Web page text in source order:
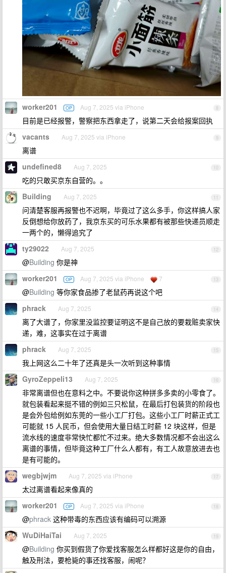
8
worker201 OP Aug 7, 2025 via iPhone
目前是已经报警，警察把东西拿走了，说第二天会给报案回执
9
vacants Aug 7, 2025 via iPhone
离谱
10
undefined8 Aug 7, 2025
吃的只敢买京东自营的。。
11
Building Aug 7, 2025
问清楚客服再报警也不迟啊，毕竟过了这么多手，你这样搞人家
反倒想给你放药了，我京东买的可乐水果都有被那些快递员顺走
一两个的，懒得追究了
12
ty29022 Aug 7, 2025
@Building 你是神
13
worker201 OP Aug 7, 2025 via iPhone 7
@Building 等你家食品掺了老鼠药再说这个吧
14
phrack Aug 7, 2025
离了大谱了，你家里没监控要证明这不是自己放的要栽赃卖家快
递，难，这事实在过于离谱
15
phrack Aug 7, 2025
我上网这么二十年了还真是头一次听到这种事情
16
GyroZeppeli13 Aug 7, 2025
非常离谱但也在意料之中。不要说你这种拼多多卖的小零食了。
就包装看起来挺不错的例如三只松鼠，在最后打包装货的阶段也
是会外包给例如东莞的一些小工厂打包。这些小工厂时薪正式工
可能就 15 人民币，但会使用大量日结工时薪 12 块这样，但是
流水线的速度非常快忙都忙不过来。绝大多数情况都不会出这么
离谱的事情，但毕竟这种工厂什么人都有，有工人故意放进去也
是有可能的。
17
wegbjwjm Aug 7, 2025 via iPhone
太过离谱看起来像真的
18
worker201 OP Aug 7, 2025 via iPhone
@phrack 这种带毒的东西应该有编码可以溯源
19
WuDiHaiTai Aug 7, 2025
@Building 你买到假货了你爱找客服怎么样都好这是你的自由，
触及刑法，要枪毙的事还找客服，闹呢？